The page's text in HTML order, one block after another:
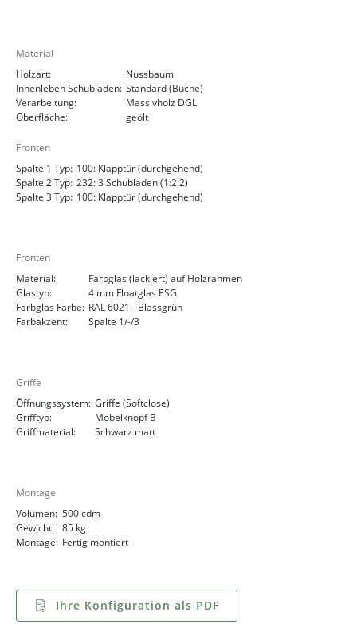
Material
Holzart:
Nussbaum
Innenleben Schubladen: Standard (Buche)
Verarbeitung:
Massivholz DGL
Oberfläche:
geölt
Fronten
Spalte 1 Typ: 100: Klapptür (durchgehend)
Spalte 2 Typ: 232: 3 Schubladen (1:2:2)
Spalte 3 Typ: 100: Klapptür (durchgehend)
Fronten
Material:
Farbglas (lackiert) auf Holzrahmen
Glastyp:
4 mm Floatglas ESG
Farbglas Farbe: RAL 6021 - Blassgrün
Farbakzent:
Spalte 1/-/3
Griffe
Öffnungssystem: Griffe (Softclose)
Grifftyp:
Möbelknopf B
Griffmaterial:
Schwarz matt
Montage
Volumen: 500 cdm
Gewicht: 85 kg
Montage: Fertig montiert
Ihre Konfiguration als PDF